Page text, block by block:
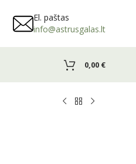
El. paštas
info@astrusgalas.lt
0,00 €